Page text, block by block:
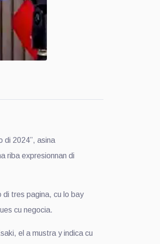
di 2024”, asina
riba expresionnan di
tres pagina, cu lo bay
cu negocia.
el a mustra y indica cu